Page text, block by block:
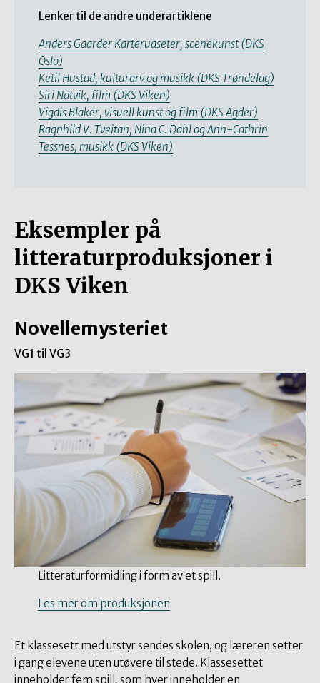
Lenker til de andre underartiklene
Anders Gaarder Karterudseter, scenekunst (DKS
Oslo)
Ketil Hustad, kulturarv og musikk (DKS Trøndelag)
Siri Natvik, film (DKS Viken)
Vigdis Blaker, visuell kunst og film (DKS Agder)
Ragnhild V. Tveitan, Nina C. Dahl og Ann-Cathrin
Tessnes, musikk (DKS Viken)
Eksempler på
litteraturproduksjoner i
DKS Viken
Novellemysteriet
VG1 til VG3
Litteraturformidling i form av et spill.
Les mer om produksjonen
Et klassesett med utstyr sendes skolen, og læreren setter
i gang elevene uten utøvere til stede. Klassesettet
inneholder fem spill, som hver inneholder en